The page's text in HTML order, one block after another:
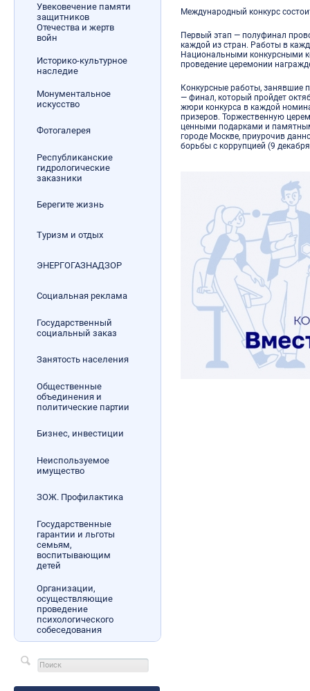
Увековечение памяти
защитников
Отечества и жертв
войн
Историко-культурное
наследие
Монументальное
искусство
Фотогалерея
Республиканские
гидрологические
заказники
Берегите жизнь
Туризм и отдых
ЭНЕРГОГАЗНАДЗОР
Социальная реклама
Государственный
социальный заказ
Занятость населения
Общественные
объединения и
политические партии
Бизнес, инвестиции
Неиспользуемое
имущество
ЗОЖ. Профилактика
Государственные
гарантии и льготы
семьям,
воспитывающим
детей
Организации,
осуществляющие
проведение
психологического
собеседования
Международный конкурс
Первый этап — полуфинал
каждой из стран. Работы в
Национальными конкурсными
проведение церемонии
Конкурсные работы, занявшие
— финал, который пройдет
жюри конкурса в каждой
призеров. Торжественную
ценными подарками и
городе Москве, приурочив
борьбы с коррупцией (9